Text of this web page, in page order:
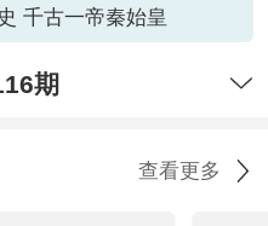
千古一帝秦始皇
期
查看更多